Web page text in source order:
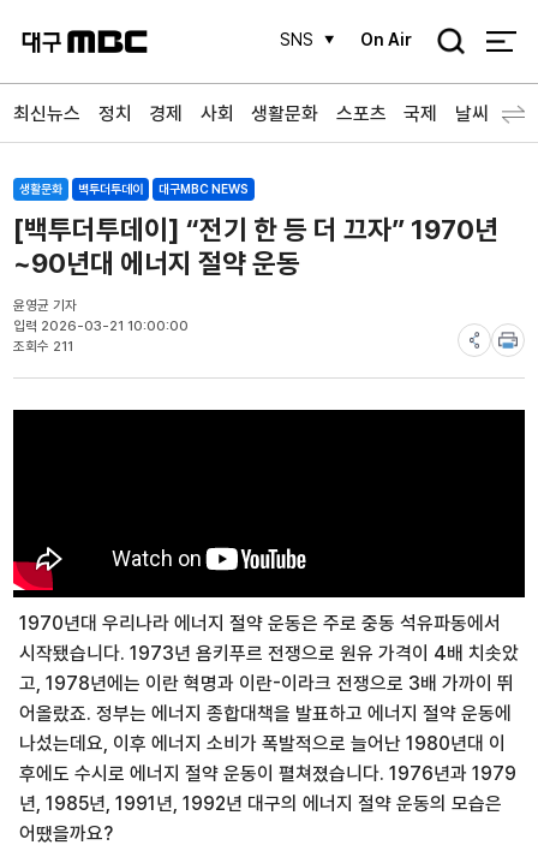
SNS On Air
검
최신뉴스 정치 경제 사회 생활문화 스포츠 국제 날씨
생활문화 백투더투데이 대구MBC NEWS
[백투더투데이] “전기 한 등 더 끄자” 1970년
~90년대 에너지 절약 운동
윤영균 기자
입력 2026-03-21 10:00:00
조회수 211
1970년대 우리나라 에너지 절약 운동은 주로 중동 석유파동에서
시작됐습니다. 1973년 욤키푸르 전쟁으로 원유 가격이 4배 치솟았
고, 1978년에는 이란 혁명과 이란-이라크 전쟁으로 3배 가까이 뛰
어올랐죠. 정부는 에너지 종합대책을 발표하고 에너지 절약 운동에
나섰는데요, 이후 에너지 소비가 폭발적으로 늘어난 1980년대 이
후에도 수시로 에너지 절약 운동이 펼쳐졌습니다. 1976년과 1979
년, 1985년, 1991년, 1992년 대구의 에너지 절약 운동의 모습은
어땠을까요?